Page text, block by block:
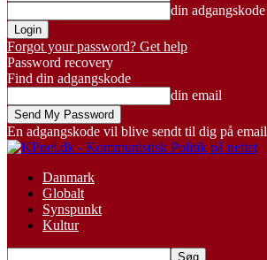
din adgangskode
Forgot your password? Get help
Password recovery
Find din adgangskode
din email
En adgangskode vil blive sendt til dig på email
Danmark
Globalt
Synspunkt
Kultur